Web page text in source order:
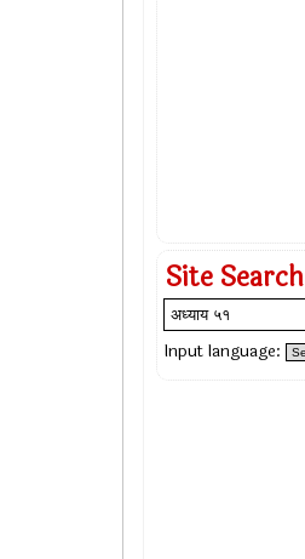
Site Search
Input language: